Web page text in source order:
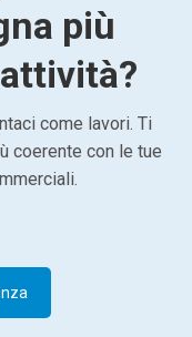
più
come lavori. Ti
coerente con le tue